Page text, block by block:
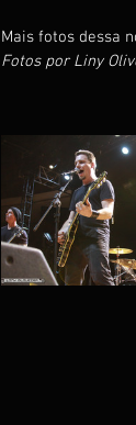
Mais fotos dessa
Fotos por Liny